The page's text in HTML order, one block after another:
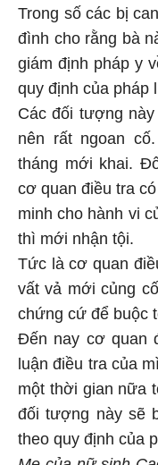
Trong số các bị
đình cho rằng bà
giám định pháp y
quy định của pháp
Các đối tượng
nên rất ngoan
tháng mới khai.
cơ quan điều tra
minh cho hành vi
thì mới nhận tội.
Tức là cơ quan
vất vả mới củng
chứng cứ để buộc
Đến nay cơ quan
luận điều tra của
một thời gian nữa
đối tượng này sẽ
theo quy định của